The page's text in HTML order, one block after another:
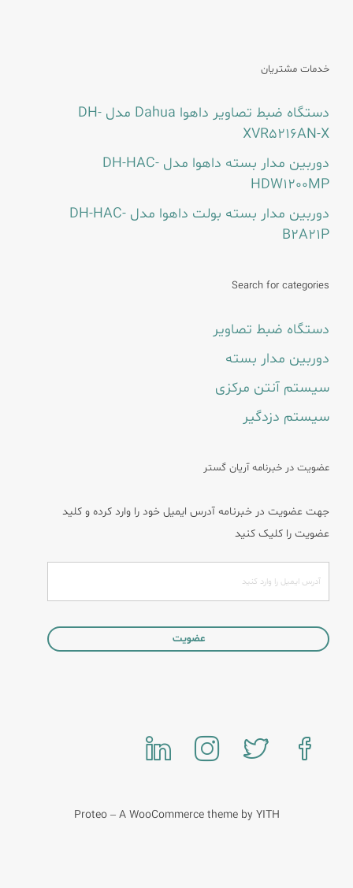
خدمات مشتریان
دستگاه ضبط تصاویر داهوا Dahua مدل DH-
XVR5216AN-X
دوربین مدار بسته داهوا مدل DH-HAC-
HDW1200MP
دوربین مدار بسته بولت داهوا مدل DH-HAC-
B2A21P
Search for categories
دستگاه ضبط تصاویر
دوربین مدار بسته
سیستم آنتن مرکزی
سیستم دزدگیر
عضویت در خبرنامه آریان گستر
جهت عضویت در خبرنامه آدرس ایمیل خود را وارد کرده و کلید
عضویت را کلیک کنید
Proteo – A WooCommerce theme by YITH